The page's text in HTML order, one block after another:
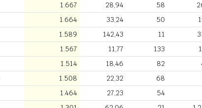
1.667 28,94 58
1.664 33,24 50
1.589 142,43 11
1.567 11,77 133
1.514 18,46 82
1.508 22,32 68
1.464 27,23 54